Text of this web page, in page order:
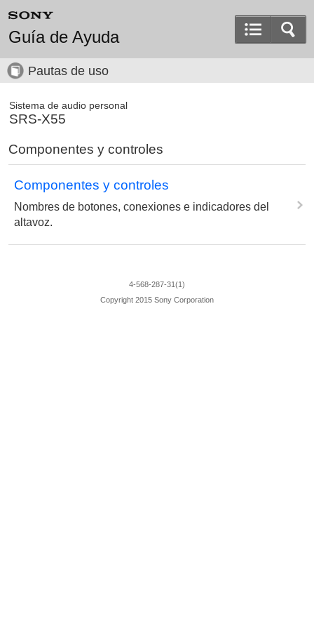
Guía de Ayuda
Pautas de uso
Sistema de audio personal
SRS-X55
Componentes y controles
Componentes y controles
Nombres de botones, conexiones e indicadores del
altavoz.
4-568-287-31(1)
Copyright 2015 Sony Corporation